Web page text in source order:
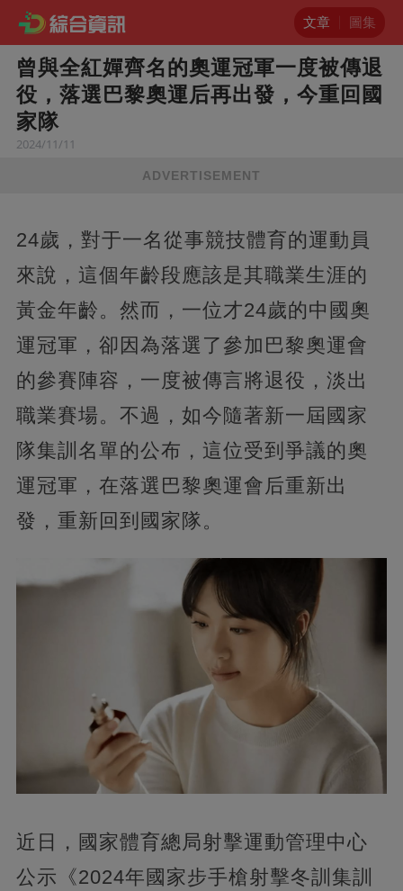
文章 圖集
曾與全紅嬋齊名的奧運冠軍一度被傳退
役，落選巴黎奧運后再出發，今重回國
家隊
2024/11/11
ADVERTISEMENT
24歲，對于一名從事競技體育的運動員
來說，這個年齡段應該是其職業生涯的
黃金年齡。然而，一位才24歲的中國奧
運冠軍，卻因為落選了參加巴黎奧運會
的參賽陣容，一度被傳言將退役，淡出
職業賽場。不過，如今隨著新一屆國家
隊集訓名單的公布，這位受到爭議的奧
運冠軍，在落選巴黎奧運會后重新出
發，重新回到國家隊。
近日，國家體育總局射擊運動管理中心
公示《2024年國家步手槍射擊冬訓集訓